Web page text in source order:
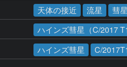
天体の接近 流星
彗
ハインズ彗星（C/2017 T1
ハインズ彗星 C/